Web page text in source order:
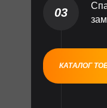
03
КАТАЛОГ